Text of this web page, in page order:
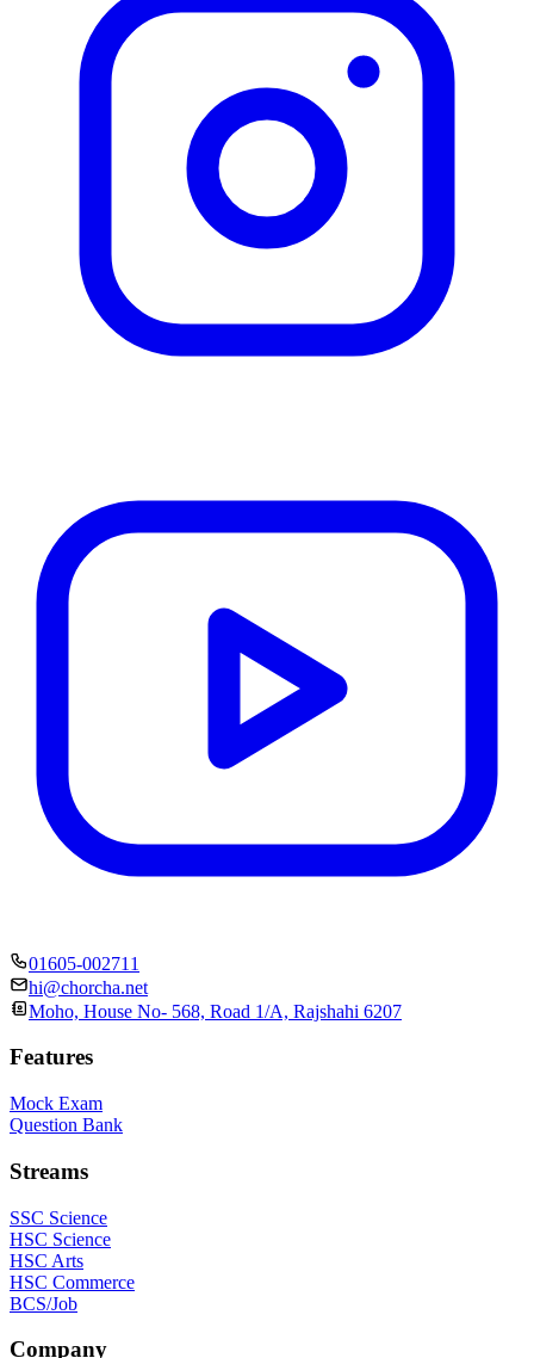
01605-002711
hi@chorcha.net
Moho, House No- 568, Road 1/A, Rajshahi 6207
Features
Mock Exam
Question Bank
Streams
SSC Science
HSC Science
HSC Arts
HSC Commerce
BCS/Job
Company